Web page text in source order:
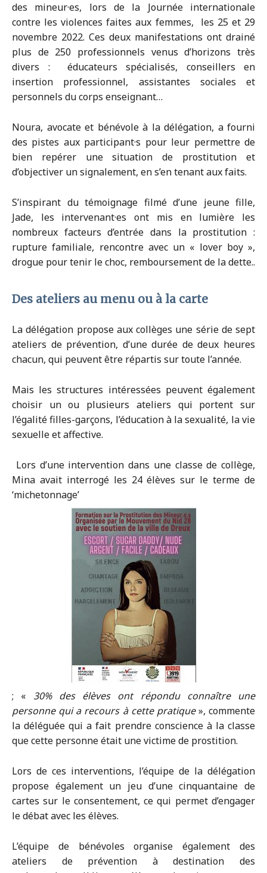
des mineur·es, lors de la Journée internationale
contre les violences faites aux femmes, les 25 et 29
novembre 2022. Ces deux manifestations ont drainé
plus de 250 professionnels venus d’horizons très
divers : éducateurs spécialisés, conseillers en
insertion professionnel, assistantes sociales et
personnels du corps enseignant…
Noura, avocate et bénévole à la délégation, a fourni
des pistes aux participant·s pour leur permettre de
bien repérer une situation de prostitution et
d’objectiver un signalement, en s’en tenant aux faits.
S’inspirant du témoignage filmé d’une jeune fille,
Jade, les intervenant·es ont mis en lumière les
nombreux facteurs d’entrée dans la prostitution :
rupture familiale, rencontre avec un « lover boy »,
drogue pour tenir le choc, remboursement de la dette..
Des ateliers au menu ou à la carte
La délégation propose aux collèges une série de sept
ateliers de prévention, d’une durée de deux heures
chacun, qui peuvent être répartis sur toute l’année.
Mais les structures intéressées peuvent également
choisir un ou plusieurs ateliers qui portent sur
l’égalité filles-garçons, l’éducation à la sexualité, la vie
sexuelle et affective.
Lors d’une intervention dans une classe de collège,
Mina avait interrogé les 24 élèves sur le terme de
‘michetonnage’
; « 30% des élèves ont répondu connaître une
personne qui a recours à cette pratique», commente
la déléguée qui a fait prendre conscience à la classe
que cette personne était une victime de prostition.
Lors de ces interventions, l’équipe de la délégation
propose également un jeu d’une cinquantaine de
cartes sur le consentement, ce qui permet d’engager
le débat avec les élèves.
L’équipe de bénévoles organise également des
ateliers de prévention à destination des